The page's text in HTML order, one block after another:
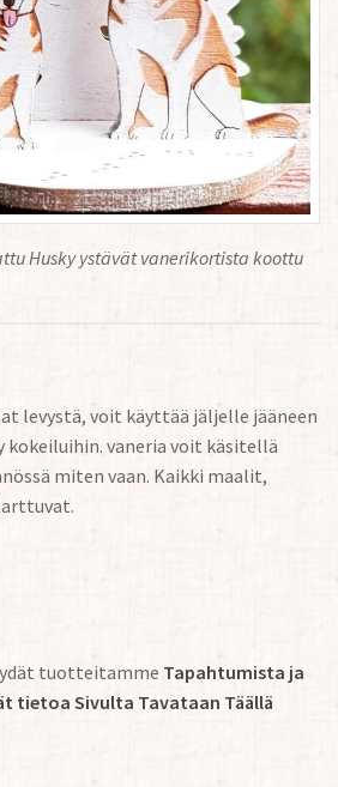
Husky ystävät vanerikortista koottu
levystä, voit käyttää jäljelle jääneen
vaneria voit käsitellä
miten vaan. Kaikki maalit,
tuotteitamme Tapahtumista ja
tietoa Sivulta Tavataan Täällä